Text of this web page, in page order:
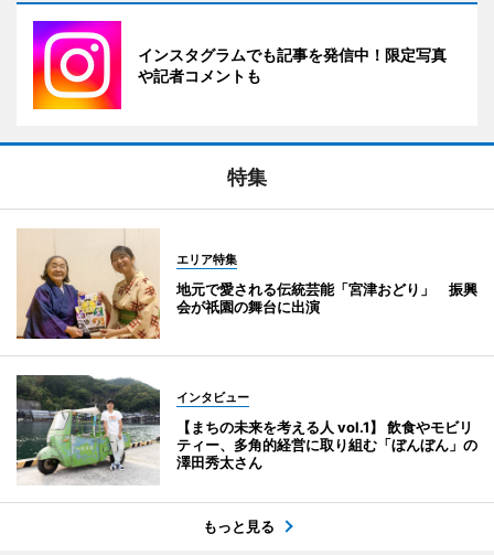
インスタグラムでも記事を発信中！限定写真
や記者コメントも
特集
エリア特集
地元で愛される伝統芸能「宮津おどり」 振興
会が祇園の舞台に出演
インタビュー
【まちの未来を考える人 vol.1】 飲食やモビリ
ティー、多角的経営に取り組む「ぼんぼん」の
澤田秀太さん
もっと見る